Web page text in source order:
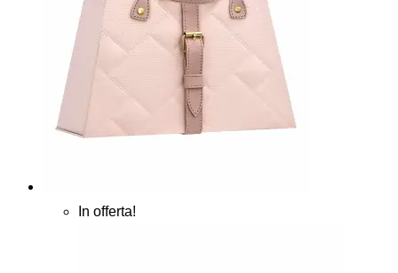
In offerta!